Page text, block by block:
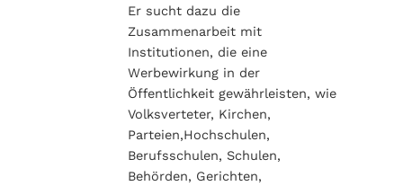
Er sucht dazu die
Zusammenarbeit mit
Institutionen, die eine
Werbewirkung in der
Öffentlichkeit gewährleisten, wie
Volksverteter, Kirchen,
Parteien,Hochschulen,
Berufsschulen, Schulen,
Behörden, Gerichten,